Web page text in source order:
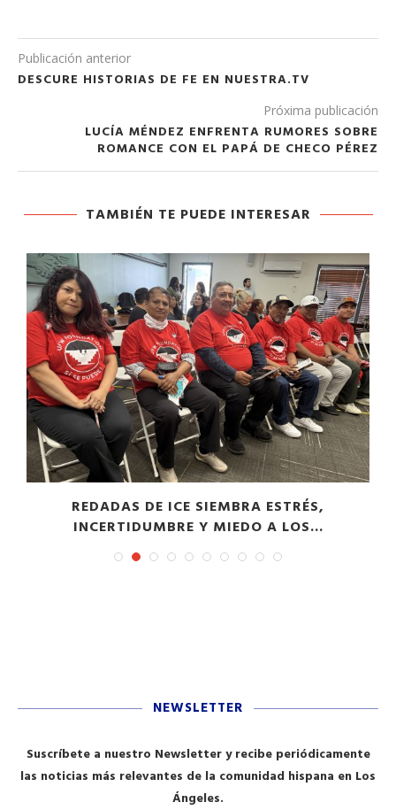
Publicación anterior
DESCURE HISTORIAS DE FE EN NUESTRA.TV
Próxima publicación
LUCÍA MÉNDEZ ENFRENTA RUMORES SOBRE
ROMANCE CON EL PAPÁ DE CHECO PÉREZ
TAMBIÉN TE PUEDE INTERESAR
​REDADAS DE ICE SIEMBRA ESTRÉS,
INCERTIDUMBRE Y MIEDO A LOS...
NEWSLETTER
Suscríbete a nuestro Newsletter y recibe periódicamente
las noticias más relevantes de la comunidad hispana en Los
Ángeles.